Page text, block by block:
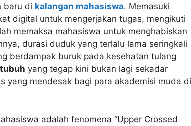
baru di kalangan mahasiswa. Memasuki
digital untuk mengerjakan tugas, mengikuti
memaksa mahasiswa untuk menghabiskan
durasi duduk yang terlalu lama seringkali
berdampak buruk pada kesehatan tulang
yang tegap kini bukan lagi sekadar
yang mendesak bagi para akademisi muda di
adalah fenomena “Upper Crossed